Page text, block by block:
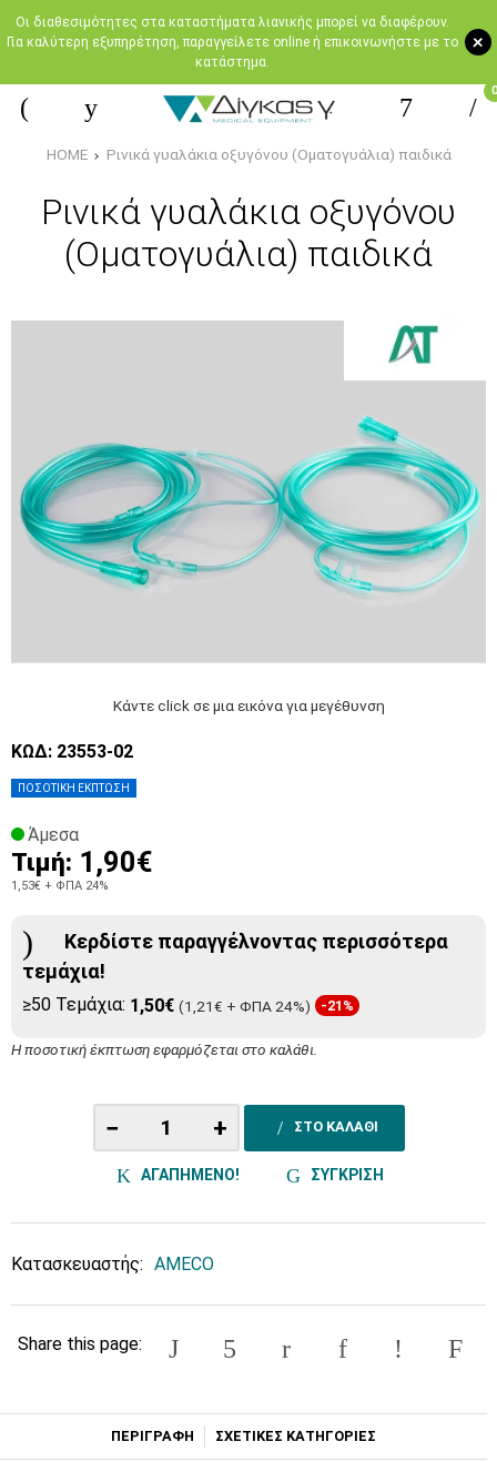
+
Oι διαθεσιμότητες στα καταστήματα λιανικής μπορεί να διαφέρουν.
Για καλύτερη εξυπηρέτηση, παραγγείλετε online ή επικοινωνήστε με το
κατάστημα.
0
HOME Ρινικά γυαλάκια οξυγόνου (Οματογυάλια) παιδικά
Ρινικά γυαλάκια οξυγόνου
(Οματογυάλια) παιδικά
Κάντε click σε μια εικόνα για μεγέθυνση
ΠΟΣΟΤΙΚΗ ΕΚΠΤΩΣΗ
ΚΩΔ: 23553-02
Άμεσα
Τιμή: 1,90€
1,53€ + ΦΠΑ 24%
Κερδίστε παραγγέλνοντας περισσότερα
τεμάχια!
≥50 Τεμάχια: 1,50€ (1,21€ + ΦΠΑ 24%) -21%
Η ποσοτική έκπτωση εφαρμόζεται στο καλάθι.
− + ΣΤΟ ΚΑΛΑΘΙ
ΑΓΑΠΗΜΕΝΟ! ΣΥΓΚΡΙΣΗ
Κατασκευαστής: AMECO
Share this page:
ΠΕΡΙΓΡΑΦΗ ΣΧΕΤΙΚΕΣ ΚΑΤΗΓΟΡΙΕΣ